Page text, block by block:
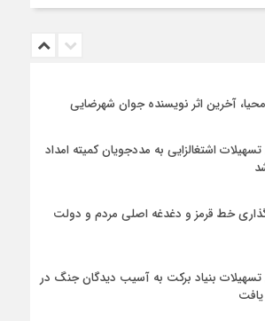
آخرین اثر نویسنده جوان شهرضایی
تسهیلات اشتغالزایی به مددجویان کمیته امداد
خط قرمز و دغدغه اصلی مردم و دولت
تسهیلات بنیاد برکت به آسیب دیدگان جنگ در